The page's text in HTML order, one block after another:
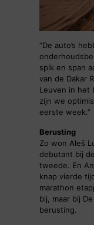
“De auto’s
spik en span
van de Dakar
Leuven in het
zijn we
eerste week.”
Berusting
Zo won Aleš
debutant bij
tweede. En
knap vierde
marathon
bij, maar bij
berusting.